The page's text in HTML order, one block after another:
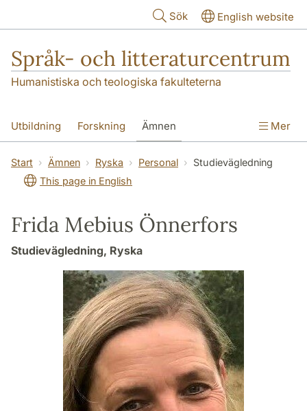
Sök English website
Språk- och litteraturcentrum
Humanistiska och teologiska fakulteterna
Utbildning Forskning Ämnen
SOL-husen Kontakt Institutionen
översättning till svenska
Mer
Start Ämnen Ryska Personal
Studievägledning
This page in English
Frida Mebius Önnerfors
Studievägledning, Ryska